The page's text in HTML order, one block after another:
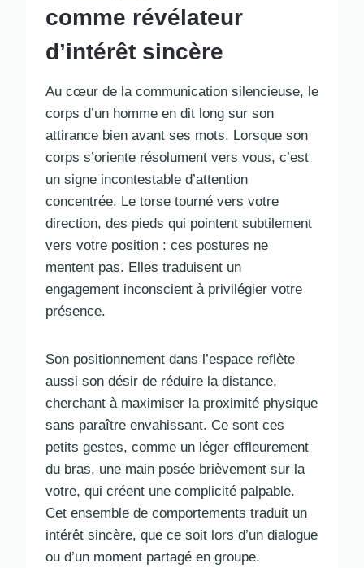
comme révélateur
d’intérêt sincère
Au cœur de la communication silencieuse, le
corps d’un homme en dit long sur son
attirance bien avant ses mots. Lorsque son
corps s’oriente résolument vers vous, c’est
un signe incontestable d’attention
concentrée. Le torse tourné vers votre
direction, des pieds qui pointent subtilement
vers votre position : ces postures ne
mentent pas. Elles traduisent un
engagement inconscient à privilégier votre
présence.
Son positionnement dans l’espace reflète
aussi son désir de réduire la distance,
cherchant à maximiser la proximité physique
sans paraître envahissant. Ce sont ces
petits gestes, comme un léger effleurement
du bras, une main posée brièvement sur la
votre, qui créent une complicité palpable.
Cet ensemble de comportements traduit un
intérêt sincère, que ce soit lors d’un dialogue
ou d’un moment partagé en groupe.